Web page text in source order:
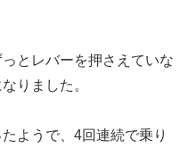
とレバーを押さえていな
りました。
ようで、4回連続で乗り